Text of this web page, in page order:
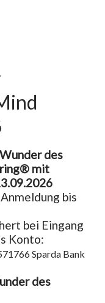
des
mit
bis
bei Eingang
Konto:
Sparda Bank
des